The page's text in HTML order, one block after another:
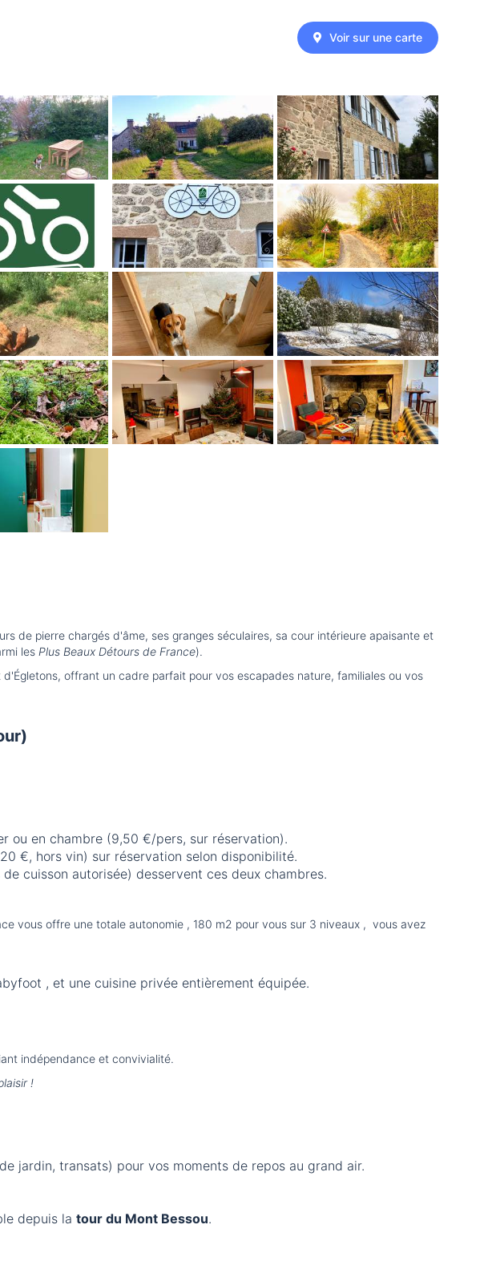
Voir sur une carte
de pierre chargés d'âme, ses granges séculaires, sa cour intérieure apaisante et
les Plus Beaux Détours de France).
offrant un cadre parfait pour vos escapades nature, familiales ou vos
ou en chambre (9,50 €/pers, sur réservation).
€, hors vin) sur réservation selon disponibilité.
cuisson autorisée) desservent ces deux chambres.
vous offre une totale autonomie , 180 m2 pour vous sur 3 niveaux , vous avez
, et une cuisine privée entièrement équipée.
indépendance et convivialité.
!
jardin, transats) pour vos moments de repos au grand air.
depuis la tour du Mont Bessou.